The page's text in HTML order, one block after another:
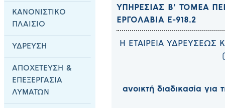
ΚΑΝΟΝΙΣΤΙΚΟ
ΠΛΑΙΣΙΟ
ΥΔΡΕΥΣΗ
ΑΠΟΧΕΤΕΥΣΗ &
ΕΠΕΞΕΡΓΑΣΙΑ
ΛΥΜΑΤΩΝ
ΥΠΗΡΕΣΙΑΣ Β’ ΤΟΜΕΑ
ΕΡΓΟΛΑΒΙΑ Ε-918.2
Η ΕΤΑΙΡΕΙΑ ΥΔΡΕΥΣΕΩΣ
ανοικτή διαδικασία